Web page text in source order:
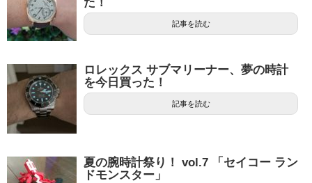
記事を読む
ロレックス サブマリーナー、夢の時計
を今日買った！
記事を読む
夏の腕時計祭り！ vol.7 「セイコー ラン
ドモンスター」